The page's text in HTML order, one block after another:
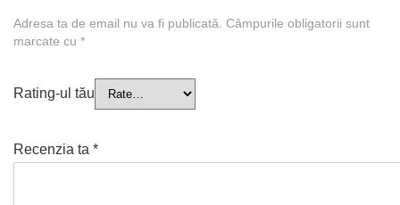
Adresa ta de email nu va fi publicată. Câmpurile obligatorii sunt
marcate cu *
Rating-ul tău
Recenzia ta *